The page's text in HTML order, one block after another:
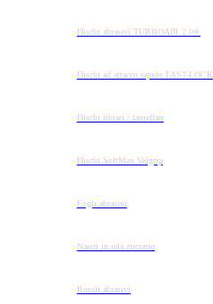
Dischi abrasivi TURBOAIR 2.0®
Dischi ad attacco rapido FAST-LOCK
Dischi fibrati / lamellari
Dischi SoftMax Velgrip
Fogli abrasivi
Nastri in tela zirconio
Rotoli abrasivi